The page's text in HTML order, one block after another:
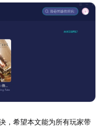
，希望本文能为所有玩家带